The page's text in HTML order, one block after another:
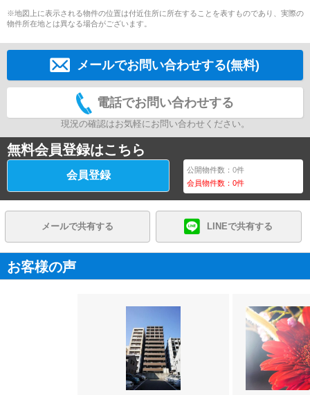
※地図上に表示される物件の位置は付近住所に所在することを表すものであり、実際の
物件所在地とは異なる場合がございます。
メールでお問い合わせする(無料)
電話でお問い合わせする
現況の確認はお気軽にお問い合わせください。
無料会員登録はこちら
会員登録 公開物件数：0件
会員物件数：0件
メールで共有する LINEで共有する
お客様の声